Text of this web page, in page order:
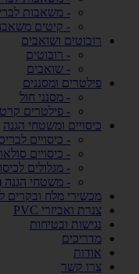
- משאבות
- קיטים
רובוטים ושואבים
- רובוטים
- שואבים
פילטרים ומסננים
- מסנני חול
- פילטרים
כיסויים ומשטחי הגנה
- כיסויים
- כיסויים
- מגלולים
- משטחי הגנה
מכשירי מלח ובקרים
צנרת ואביזרי PVC
נגישות ובטיחות
מדריכים
אודות
צרו קשר